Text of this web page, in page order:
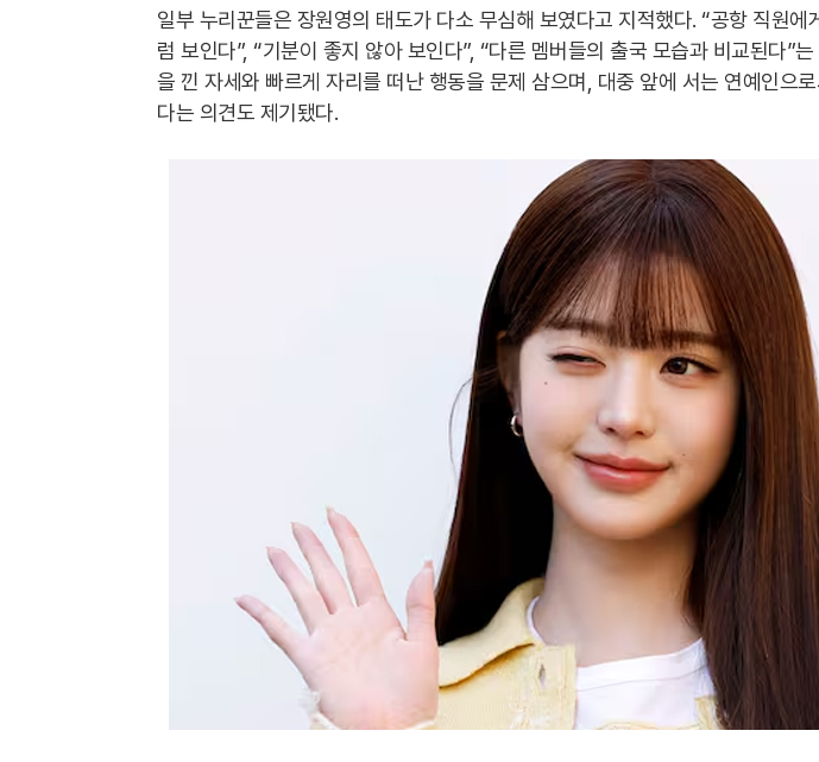
일부 누리꾼들은 장원영의 태도가 다소 무심해 보였다고 지적했다. “공항 직원에
럼 보인다”, “기분이 좋지 않아 보인다”, “다른 멤버들의 출국 모습과 비교된다”
을 낀 자세와 빠르게 자리를 떠난 행동을 문제 삼으며, 대중 앞에 서는 연예인으
다는 의견도 제기됐다.